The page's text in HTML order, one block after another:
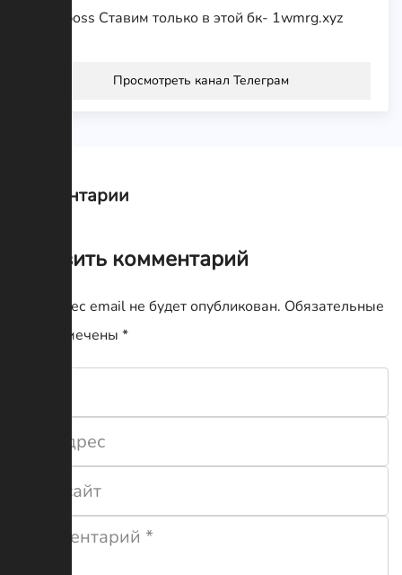
@bl_boss Ставим только в этой бк- 1wmrg.xyz
Просмотреть канал Телеграм
Комментарии
Оставить комментарий
Ваш адрес email не будет опубликован. Обязательные
поля помечены *